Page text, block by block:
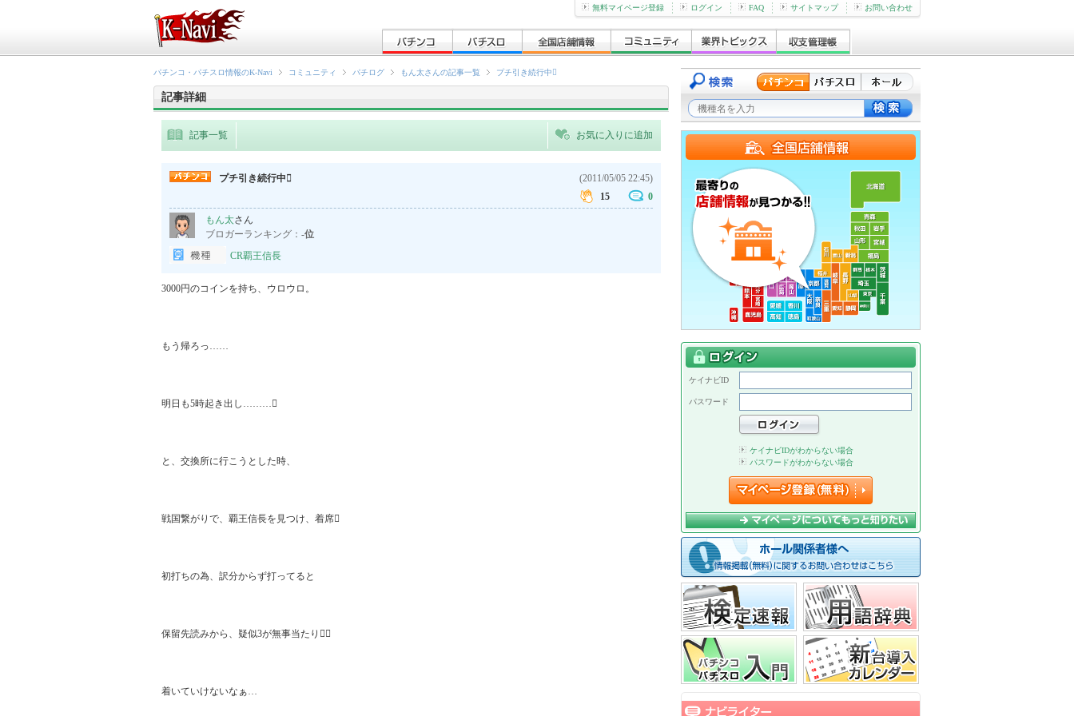
無料マイページ登録 ログイン FAQ サイトマップ お問い合わせ
パチンコ・パチスロ情報のK-Navi コミュニティ パチログ もん太さんの記事一覧 プチ引き続行中
記事詳細
記事一覧 お気に入りに追加
プチ引き続行中
(2011/05/05 22:45)
15
0
もん太さん
ブロガーランキング： -位
CR覇王信長
3000円のコインを持ち、ウロウロ。
もう帰ろっ……
明日も5時起き出し………
と、交換所に行こうとした時、
戦国繋がりで、覇王信長を見つけ、着席
初打ちの為、訳分からず打ってると
保留先読みから、疑似3が無事当たり
着いていけないなぁ…
ケイナビID
パスワード
ケイナビIDがわからない場合
パスワードがわからない場合